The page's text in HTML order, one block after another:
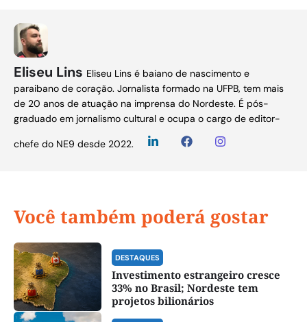
Eliseu Lins Eliseu Lins é baiano de nascimento e
paraibano de coração. Jornalista formado na UFPB, tem mais
de 20 anos de atuação na imprensa do Nordeste. É pós-
graduado em jornalismo cultural e ocupa o cargo de editor-
chefe do NE9 desde 2022.
Você também poderá gostar
DESTAQUES
Investimento estrangeiro cresce
33% no Brasil; Nordeste tem
projetos bilionários